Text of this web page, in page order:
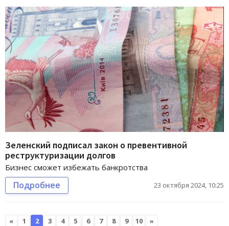
Зеленский подписал закон о превентивной
реструктуризации долгов
Бизнес сможет избежать банкротства
Подробнее 23 октября 2024, 10:25
« 1 2 3 4 5 6 7 8 9 10 »